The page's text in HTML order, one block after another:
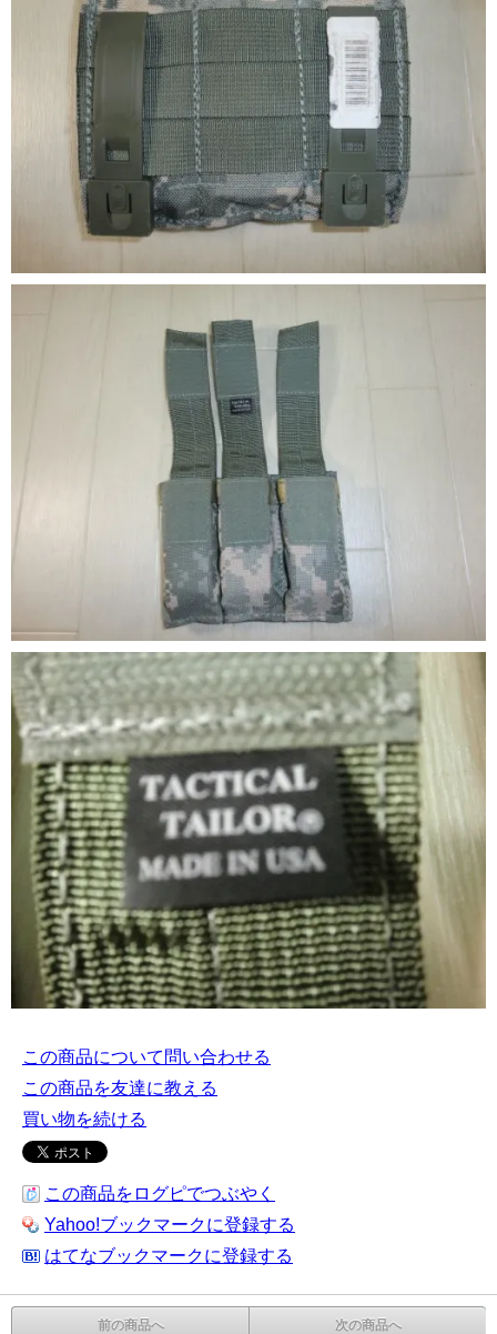
この商品について問い合わせる
この商品を友達に教える
買い物を続ける
この商品をログピでつぶやく
Yahoo!ブックマークに登録する
はてなブックマークに登録する
前の商品へ 次の商品へ